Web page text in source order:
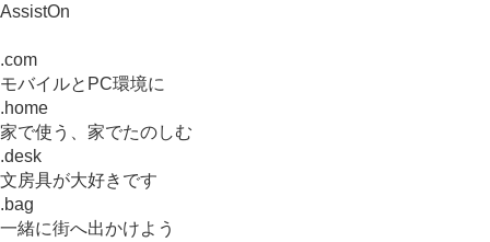
AssistOn
.com
モバイルとPC環境に
.home
家で使う、家でたのしむ
.desk
文房具が大好きです
.bag
一緒に街へ出かけよう